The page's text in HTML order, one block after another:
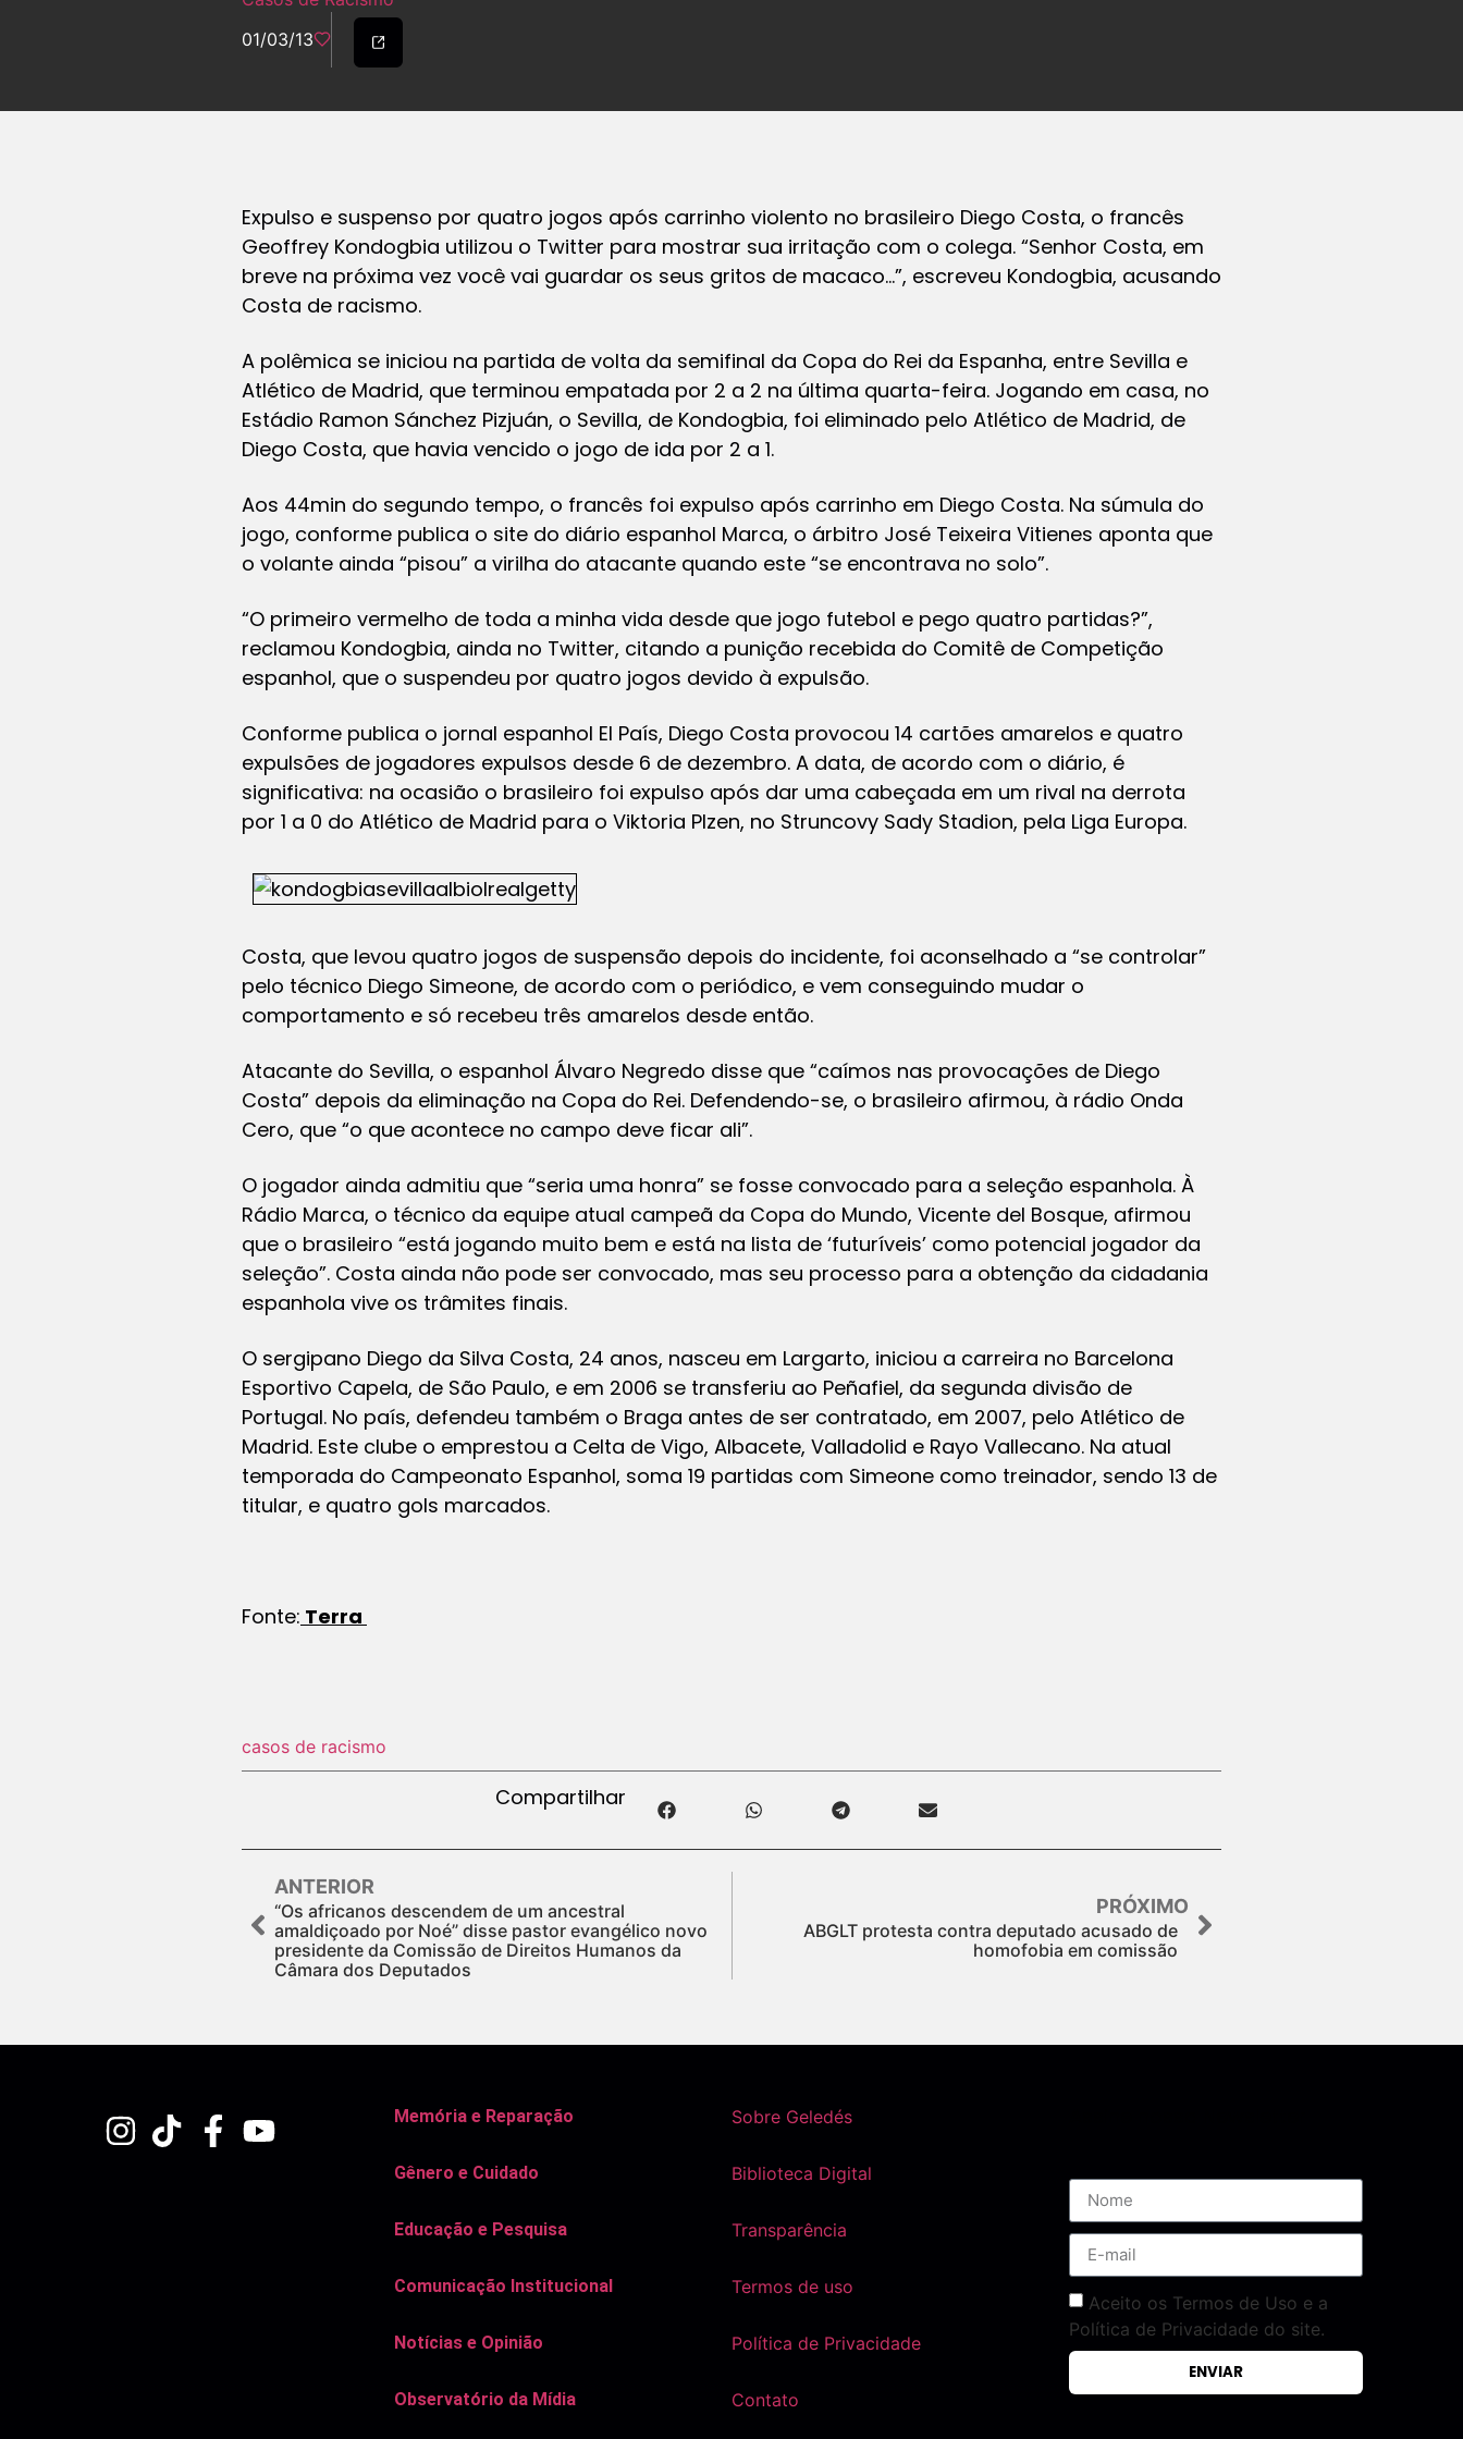
01/03/13
Expulso e suspenso por quatro jogos após carrinho violento no brasileiro Diego Costa, o francês
Geoffrey Kondogbia utilizou o Twitter para mostrar sua irritação com o colega. “Senhor Costa, em
breve na próxima vez você vai guardar os seus gritos de macaco…”, escreveu Kondogbia, acusando
Costa de racismo.
A polêmica se iniciou na partida de volta da semifinal da Copa do Rei da Espanha, entre Sevilla e
Atlético de Madrid, que terminou empatada por 2 a 2 na última quarta-feira. Jogando em casa, no
Estádio Ramon Sánchez Pizjuán, o Sevilla, de Kondogbia, foi eliminado pelo Atlético de Madrid, de
Diego Costa, que havia vencido o jogo de ida por 2 a 1.
Aos 44min do segundo tempo, o francês foi expulso após carrinho em Diego Costa. Na súmula do
jogo, conforme publica o site do diário espanhol Marca, o árbitro José Teixeira Vitienes aponta que
o volante ainda “pisou” a virilha do atacante quando este “se encontrava no solo”.
“O primeiro vermelho de toda a minha vida desde que jogo futebol e pego quatro partidas?”,
reclamou Kondogbia, ainda no Twitter, citando a punição recebida do Comitê de Competição
espanhol, que o suspendeu por quatro jogos devido à expulsão.
Conforme publica o jornal espanhol El País, Diego Costa provocou 14 cartões amarelos e quatro
expulsões de jogadores expulsos desde 6 de dezembro. A data, de acordo com o diário, é
significativa: na ocasião o brasileiro foi expulso após dar uma cabeçada em um rival na derrota
por 1 a 0 do Atlético de Madrid para o Viktoria Plzen, no Struncovy Sady Stadion, pela Liga Europa.
Costa, que levou quatro jogos de suspensão depois do incidente, foi aconselhado a “se controlar”
pelo técnico Diego Simeone, de acordo com o periódico, e vem conseguindo mudar o
comportamento e só recebeu três amarelos desde então.
Atacante do Sevilla, o espanhol Álvaro Negredo disse que “caímos nas provocações de Diego
Costa” depois da eliminação na Copa do Rei. Defendendo-se, o brasileiro afirmou, à rádio Onda
Cero, que “o que acontece no campo deve ficar ali”.
O jogador ainda admitiu que “seria uma honra” se fosse convocado para a seleção espanhola. À
Rádio Marca, o técnico da equipe atual campeã da Copa do Mundo, Vicente del Bosque, afirmou
que o brasileiro “está jogando muito bem e está na lista de ‘futuríveis’ como potencial jogador da
seleção”. Costa ainda não pode ser convocado, mas seu processo para a obtenção da cidadania
espanhola vive os trâmites finais.
O sergipano Diego da Silva Costa, 24 anos, nasceu em Largarto, iniciou a carreira no Barcelona
Esportivo Capela, de São Paulo, e em 2006 se transferiu ao Peñafiel, da segunda divisão de
Portugal. No país, defendeu também o Braga antes de ser contratado, em 2007, pelo Atlético de
Madrid. Este clube o emprestou a Celta de Vigo, Albacete, Valladolid e Rayo Vallecano. Na atual
temporada do Campeonato Espanhol, soma 19 partidas com Simeone como treinador, sendo 13 de
titular, e quatro gols marcados.
Fonte: Terra
casos de racismo
Compartilhar
ANTERIOR
“Os africanos descendem de um ancestral
amaldiçoado por Noé” disse pastor evangélico novo
presidente da Comissão de Direitos Humanos da
Câmara dos Deputados
PRÓXIMO
ABGLT protesta contra deputado acusado de
homofobia em comissão
Memória e Reparação
Gênero e Cuidado
Educação e Pesquisa
Comunicação Institucional
Notícias e Opinião
Observatório da Mídia
Sobre Geledés
Biblioteca Digital
Transparência
Termos de uso
Política de Privacidade
Contato
Aceito os Termos de Uso e a
Política de Privacidade do site.
ENVIAR